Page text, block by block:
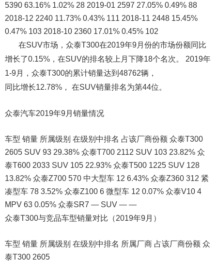
5390 63.16% 1.02% 28 2019-01 2597 27.05% 0.49% 88
2018-12 2240 11.73% 0.43% 111 2018-11 2448 15.45%
0.47% 103 2018-10 2360 17.01% 0.45% 102
在SUV市场，众泰T300在2019年9月份的市场份额同比
增长了0.15%，在SUV的排名较上月下降18个名次。 2019年
1-9月，众泰T300的累计销量达到48762辆，
同比增长12.78%， 在SUV销量排名为第44位。
众泰汽车2019年9月销量情况
车型 销量 所属级别 在级别中排名 占该厂商份额 众泰T300
2605 SUV 93 29.38% 众泰T700 2112 SUV 103 23.82% 众
泰T600 2033 SUV 105 22.93% 众泰T500 1225 SUV 128
13.82% 众泰Z700 570 中大型车 12 6.43% 众泰Z360 312 紧
凑型车 78 3.52% 众泰Z100 6 微型车 12 0.07% 众泰V10 4
MPV 63 0.05% 众泰SR7 — SUV — —
众泰T300与竞品车型销量对比（2019年9月）
车型 销量 所属级别 在级别中排名 所属厂商 占该厂商份额 众
泰T300 2605